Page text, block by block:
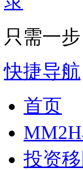
只需一
快捷导航
首页
MM2H
投资